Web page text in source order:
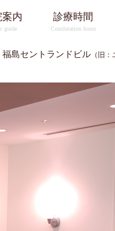
島セントランドビル（旧：
案内
guide
診療時間
Conslutation hours